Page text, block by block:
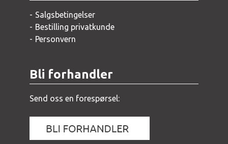
Salgsbetingelser
Bestilling privatkunde
Personvern
Bli forhandler
Send oss en forespørsel: